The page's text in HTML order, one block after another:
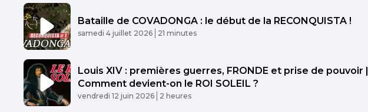
Bataille de COVADONGA : le début de la RECONQUISTA !
Published At
samedi 4 juillet 2026 Time
21 minutes
Louis XIV : premières guerres, FRONDE et prise de pouvoir |
Comment devient-on le ROI SOLEIL ?
Published At
vendredi 12 juin 2026 Time
2 heures